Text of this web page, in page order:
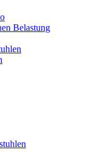
Belastung